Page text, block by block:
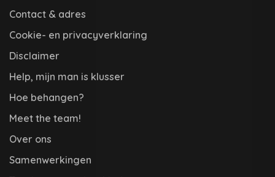
Contact & adres
Cookie- en privacyverklaring
Disclaimer
Help, mijn man is klusser
Hoe behangen?
Meet the team!
Over ons
Samenwerkingen